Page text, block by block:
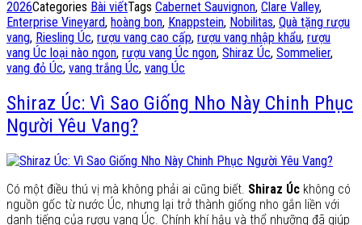
2026Categories Bài viếtTags Cabernet Sauvignon, Clare Valley,
Enterprise Vineyard, hoàng bon, Knappstein, Nobilitas, Quà tặng rượu
vang, Riesling Úc, rượu vang cao cấp, rượu vang nhập khẩu, rượu
vang Úc loại nào ngon, rượu vang Úc ngon, Shiraz Úc, Sommelier,
vang đỏ Úc, vang trắng Úc, vang Úc
Shiraz Úc: Vì Sao Giống Nho Này Chinh Phục
Người Yêu Vang?
Có một điều thú vị mà không phải ai cũng biết. Shiraz Úc không có
nguồn gốc từ nước Úc, nhưng lại trở thành giống nho gắn liền với
danh tiếng của rượu vang Úc. Chính khí hậu và thổ nhưỡng đã giúp